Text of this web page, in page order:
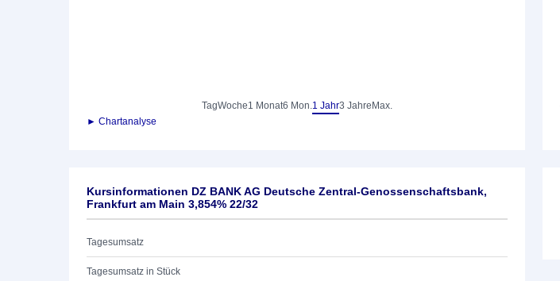
TagWoche1 Monat6 Mon.1 Jahr3 Jahre Max.
► Chartanalyse
Kursinformationen DZ BANK AG Deutsche Zentral-Genossenschaftsbank,
Frankfurt am Main 3,854% 22/32
Tagesumsatz
Tagesumsatz in Stück